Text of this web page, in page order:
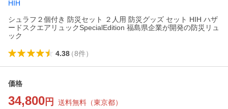
HIH
シュラフ２個付き 防災セット ２人用 防災グッズ セット HIH ハザ
ードスクエアリュックSpecialEdition 福島県企業が開発の防災リュ
ック
4.38（8件）
価格
34,800 円 送料無料 （東京都）